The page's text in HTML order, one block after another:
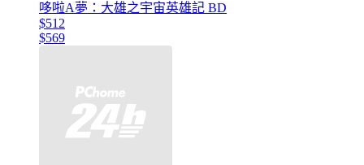
哆啦A夢：大雄之宇宙英雄記 BD
$512
$569